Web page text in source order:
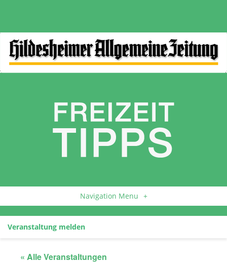
Navigation Menu +
Veranstaltung melden
« Alle Veranstaltungen